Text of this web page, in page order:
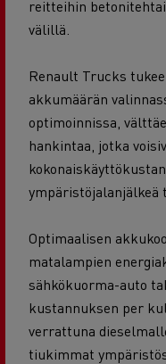
reitteihin
välillä.
Renault Trucks
akkumäärän
optimoinnissa,
hankintaa, jotka
ympäristöjalanjälkeä
Optimaalisen
matalampien
sähkökuorma-auto
kustannuksen per
verrattuna
tiukimmat